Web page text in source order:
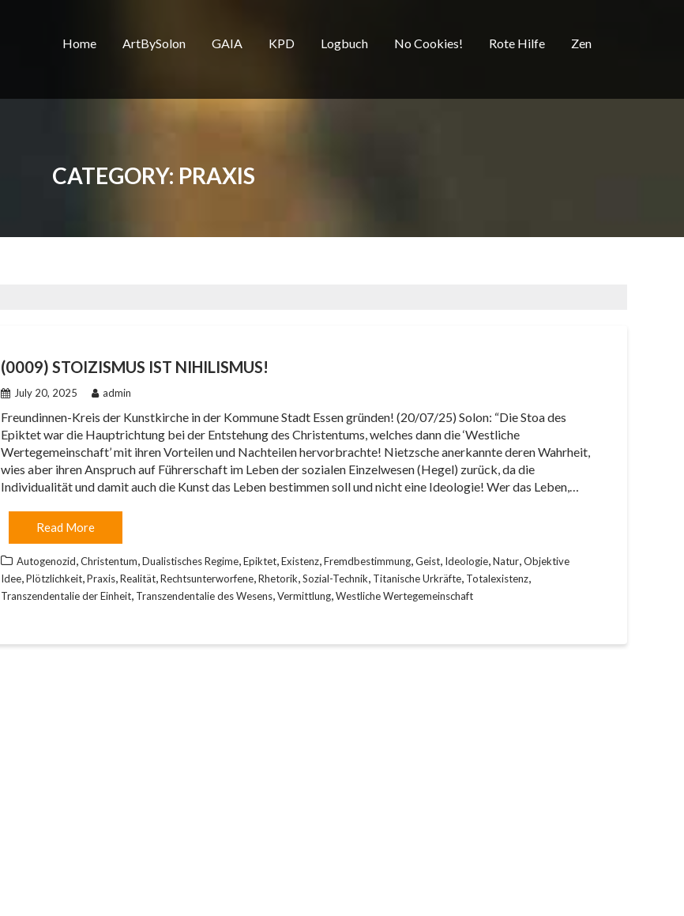
Home ArtBySolon GAIA KPD Logbuch No Cookies! Rote Hilfe Zen
CATEGORY: PRAXIS
(0009) STOIZISMUS IST NIHILISMUS!
July 20, 2025 admin
Freundinnen-Kreis der Kunstkirche in der Kommune Stadt Essen gründen! (20/07/25) Solon: “Die Stoa des
Epiktet war die Hauptrichtung bei der Entstehung des Christentums, welches dann die ‘Westliche
Wertegemeinschaft’ mit ihren Vorteilen und Nachteilen hervorbrachte! Nietzsche anerkannte deren Wahrheit,
wies aber ihren Anspruch auf Führerschaft im Leben der sozialen Einzelwesen (Hegel) zurück, da die
Individualität und damit auch die Kunst das Leben bestimmen soll und nicht eine Ideologie! Wer das Leben,…
Read More
Autogenozid,Christentum,Dualistisches Regime,Epiktet,Existenz,Fremdbestimmung,Geist, Ideologie,Natur,Objektive
Idee,Plötzlichkeit,Praxis,Realität,Rechtsunterworfene,Rhetorik,Sozial-Technik, Titanische Urkräfte, Totalexistenz,
Transzendentalie der Einheit, Transzendentalie des Wesens,Vermittlung,Westliche Wertegemeinschaft